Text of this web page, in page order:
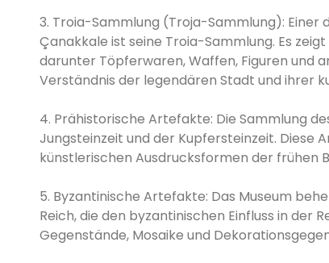
3. Troia-Sammlung (Troja-Sammlung):
Çanakkale ist seine Troia-Sammlung. Es
darunter Töpferwaren, Waffen, Figuren und
Verständnis der legendären Stadt und ihrer
4. Prähistorische Artefakte: Die Sammlung
Jungsteinzeit und der Kupfersteinzeit. Diese
künstlerischen Ausdrucksformen der frühen
5. Byzantinische Artefakte: Das Museum
Reich, die den byzantinischen Einfluss in der
Gegenstände, Mosaike und